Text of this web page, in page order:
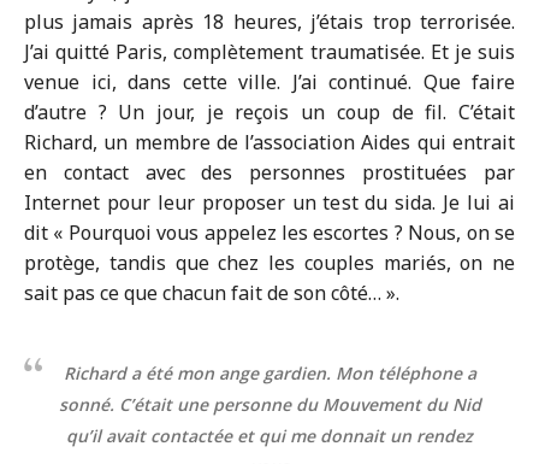
plus jamais après 18 heures, j’étais trop terrorisée.
J’ai quitté Paris, complètement traumatisée. Et je suis
venue ici, dans cette ville. J’ai continué. Que faire
d’autre ? Un jour, je reçois un coup de fil. C’était
Richard, un membre de l’association Aides qui entrait
en contact avec des personnes prostituées par
Internet pour leur proposer un test du sida. Je lui ai
dit « Pourquoi vous appelez les escortes ? Nous, on se
protège, tandis que chez les couples mariés, on ne
sait pas ce que chacun fait de son côté… ».
Richard a été mon ange gardien. Mon téléphone a
sonné. C’était une personne du Mouvement du Nid
qu’il avait contactée et qui me donnait un rendez